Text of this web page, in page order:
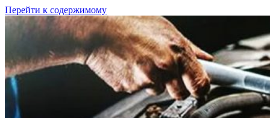
Перейти к содержимому